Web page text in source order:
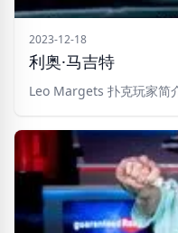
2023-12-18
利奥·马吉特
Leo Margets 扑克玩家简